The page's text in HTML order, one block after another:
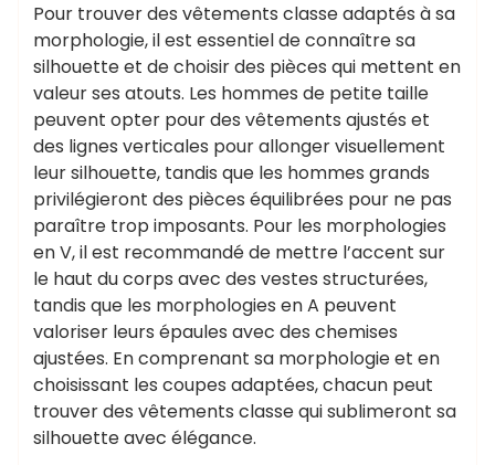
Pour trouver des vêtements classe adaptés à sa
morphologie, il est essentiel de connaître sa
silhouette et de choisir des pièces qui mettent en
valeur ses atouts. Les hommes de petite taille
peuvent opter pour des vêtements ajustés et
des lignes verticales pour allonger visuellement
leur silhouette, tandis que les hommes grands
privilégieront des pièces équilibrées pour ne pas
paraître trop imposants. Pour les morphologies
en V, il est recommandé de mettre l’accent sur
le haut du corps avec des vestes structurées,
tandis que les morphologies en A peuvent
valoriser leurs épaules avec des chemises
ajustées. En comprenant sa morphologie et en
choisissant les coupes adaptées, chacun peut
trouver des vêtements classe qui sublimeront sa
silhouette avec élégance.